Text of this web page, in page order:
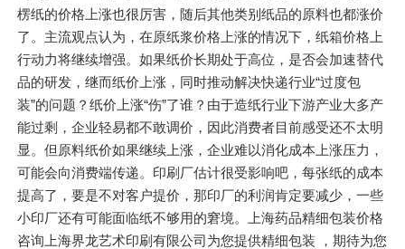
楞纸的价格上涨也很厉害，随后其他类别纸品的原料也都涨价
了。主流观点认为，在原纸浆价格上涨的情况下，纸箱价格上
行动力将继续增强。如果纸价长期处于高位，是否会加速替代
品的研发，继而纸价上涨，同时推动解决快递行业“过度包
装”的问题？纸价上涨“伤”了谁？由于造纸行业下游产业大多产
能过剩，企业轻易都不敢调价，因此消费者目前感受还不太明
显。但原料纸价如果继续上涨，企业难以消化成本上涨压力，
可能会向消费端传递。印刷厂估计很受影响吧，每张纸的成本
提高了，要是不对客户提价，那印厂的利润肯定要减少，一些
小印厂还有可能面临纸不够用的窘境。上海药品精细包装价格
咨询上海界龙艺术印刷有限公司为您提供精细包装 ，期待为您